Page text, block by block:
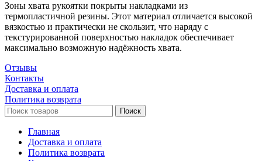
Зоны хвата рукоятки покрыты накладками из
термопластичной резины. Этот материал отличается высокой
вязкостью и практически не скользит, что наряду с
текстурированной поверхностью накладок обеспечивает
максимально возможную надёжность хвата.
Отзывы
Контакты
Доставка и оплата
Политика возврата
Поиск
Главная
Доставка и оплата
Политика возврата